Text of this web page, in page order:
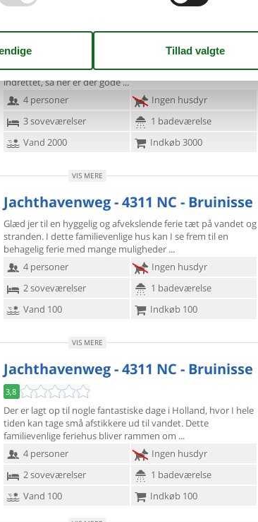
Zuidweg 18 - - 4316 LB - Zonnemaire
Glæd jer til en dejlig ferie med familien, hvor I kan få jeres
base i detteattraktive feriehus! Huset er lyst og hyggeligt
indrettet, så her er der gode
4 personer
Ingen husdyr
3 soveværelser
1 badeværelse
Vand 2000
Indkøb 3000
VIS MERE
Jachthavenweg - 4311 NC - Bruinisse
Glæd jer til en hyggelig og afvekslende ferie tæt på vandet og
stranden. I dette familievenlige hus kan I se frem til en
behagelig ferie med mange muligheder
4 personer
Ingen husdyr
2 soveværelser
1 badeværelse
Vand 100
Indkøb 100
VIS MERE
Jachthavenweg - 4311 NC - Bruinisse
3,8
Der er lagt op til nogle fantastiske dage i Holland, hvor I hele
tiden kan tagesmå afstikkere ud til vandet. Dette
familievenlige feriehus bliver rammen om
4 personer
Ingen husdyr
2 soveværelser
1 badeværelse
Vand 100
Indkøb 100